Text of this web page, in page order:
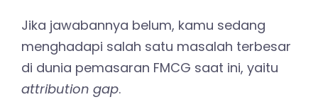
Jika jawabannya belum, kamu sedang
menghadapi salah satu masalah terbesar
di dunia pemasaran FMCG saat ini, yaitu
attribution gap.